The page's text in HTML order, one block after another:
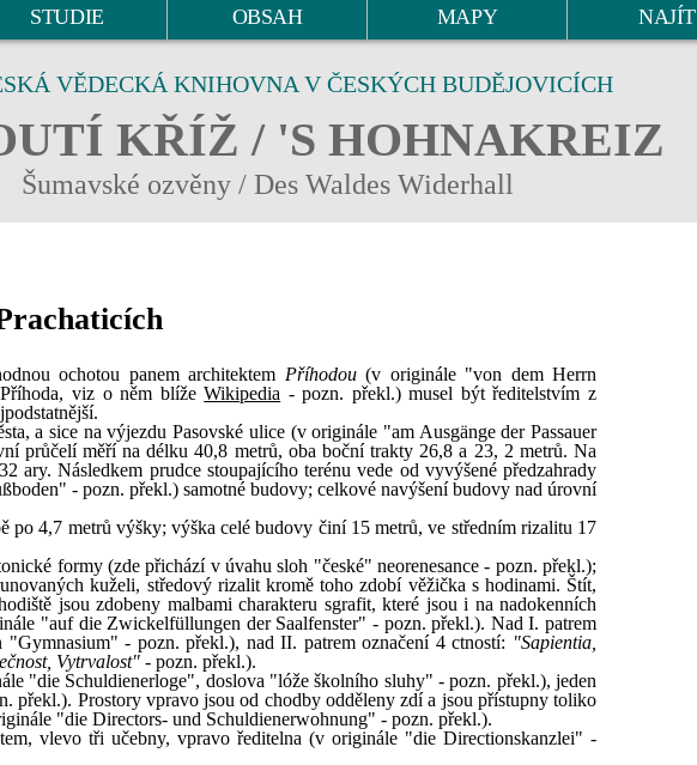
STUDIE OBSAH MAPY NAJÍT
VĚDECKÁ KNIHOVNA V ČESKÝCH BUDĚJOVICÍCH
KŘÍŽ / 'S HOHNAKREIZ
Šumavské ozvěny / Des Waldes Widerhall
ochotou panem architektem Příhodou(v originále "von dem Herrn
viz o něm blížeWikipedia - pozn. překl.) musel být ředitelstvím z
a sice na výjezdu Pasovské ulice (v originále "am Ausgänge der Passauer
průčelí měří na délku 40,8 metrů, oba boční trakty 26,8 a 23, 2 metrů. Na
ary. Následkem prudce stoupajícího terénu vede od vyvýšené předzahrady
- pozn. překl.) samotné budovy; celkové navýšení budovy nad úrovní
po 4,7 metrů výšky; výška celé budovy činí 15 metrů, ve středním rizalitu 17
formy (zde přichází v úvahu sloh "české" neorenesance - pozn. překl.);
kuželi, středový rizalit kromě toho zdobí věžička s hodinami. Štít,
jsou zdobeny malbami charakteru sgrafit, které jsou i na nadokenních
"auf die Zwickelfüllungen der Saalfenster" - pozn. překl.). Nad I. patrem
"Gymnasium" - pozn. překl.), nad II. patrem označení 4 ctností: "Sapientia,
Vytrvalost" - pozn. překl.).
"die Schuldienerloge", doslova "lóže školního sluhy" - pozn. překl.), jeden
překl.). Prostory vpravo jsou od chodby odděleny zdí a jsou přístupny toliko
"die Directors- und Schuldienerwohnung" - pozn. překl.).
vlevo tři učebny, vpravo ředitelna (v originále "die Directionskanzlei" -